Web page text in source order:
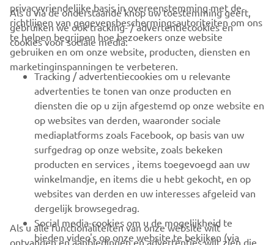
CORPORATE
VOOR BEDRIJVEN
MEER YAMAHA
ONDERSTEUNING
NIEUWSBRIEF
Wees de eerste die meer te weten komt over de nieuwste deals,
speciale evenementen, nieuwe producten en nog veel meer
privacyvriendelijke basis in overeenstemming met de
richtlijnen van gegevensbeschermingsautoriteiten om ons
te helpen begrijpen hoe bezoekers onze website
gebruiken en om onze website, producten, diensten en
marketinginspanningen te verbeteren.
Als u via de onderstaande knop uw toestemming geeft,
gebruiken we ook tracking- / advertentiecookies en
cookies voor sociale media:
Tracking / advertentiecookies om u relevante
advertenties te tonen van onze producten en
diensten die op u zijn afgestemd op onze website en
op websites van derden, waaronder sociale
mediaplatforms zoals Facebook, op basis van uw
surfgedrag op onze website, zoals bekeken
producten en services , items toegevoegd aan uw
winkelmandje, en items die u hebt gekocht, en op
websites van derden en uw interesses afgeleid van
dergelijk browsegedrag.
Social media-cookies om u de mogelijkheid te
bieden video's op onze website te bekijken (via
Als u alle functionaliteiten van onze website wilt
ontvangen en aanbiedingen en advertenties wilt zien die